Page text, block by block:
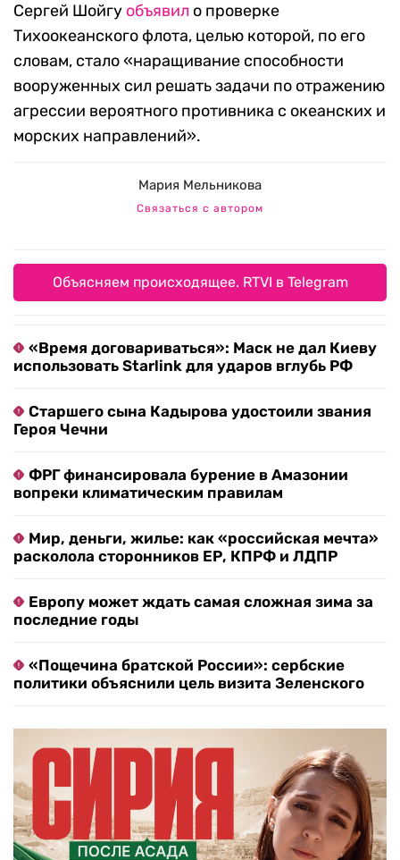
Сергей Шойгу объявил о проверке
Тихоокеанского флота, целью которой, по его
словам, стало «наращивание способности
вооруженных сил решать задачи по отражению
агрессии вероятного противника с океанских и
морских направлений».
Мария Мельникова
Связаться с автором
Объясняем происходящее. RTVI в Telegram
«Время договариваться»: Маск не дал Киеву
использовать Starlink для ударов вглубь РФ
Старшего сына Кадырова удостоили звания
Героя Чечни
ФРГ финансировала бурение в Амазонии
вопреки климатическим правилам
Мир, деньги, жилье: как «российская мечта»
расколола сторонников ЕР, КПРФ и ЛДПР
Европу может ждать самая сложная зима за
последние годы
«Пощечина братской России»: сербские
политики объяснили цель визита Зеленского